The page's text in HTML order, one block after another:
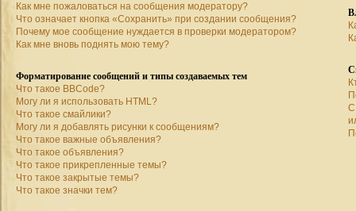
Как мне пожаловаться на сообщения модератору?
Что означает кнопка «Сохранить» при создании сообщения?
Почему мое сообщение нуждается в проверки модератором?
Как мне вновь поднять мою тему?
Форматирование сообщений и типы создаваемых тем
Что такое BBCode?
Могу ли я использовать HTML?
Что такое смайлики?
Могу ли я добавлять рисунки к сообщениям?
Что такое важные объявления?
Что такое объявления?
Что такое прикрепленные темы?
Что такое закрытые темы?
Что такое значки тем?
С